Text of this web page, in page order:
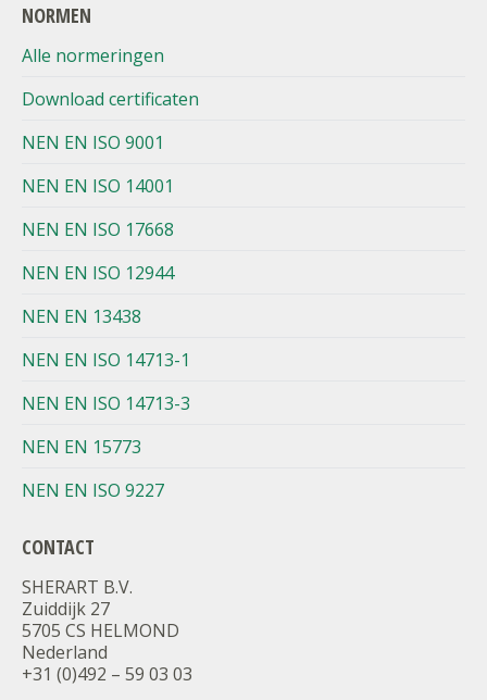
NORMEN
Alle normeringen
Download certificaten
NEN EN ISO 9001
NEN EN ISO 14001
NEN EN ISO 17668
NEN EN ISO 12944
NEN EN 13438
NEN EN ISO 14713-1
NEN EN ISO 14713-3
NEN EN 15773
NEN EN ISO 9227
CONTACT
SHERART B.V.
Zuiddijk 27
5705 CS HELMOND
Nederland
+31 (0)492 – 59 03 03